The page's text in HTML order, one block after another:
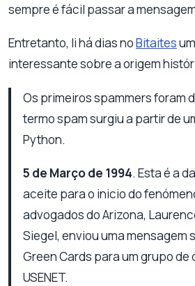
sempre é fácil passar a
Entretanto, li há dias noBitaites
interessante sobre a origem
Os primeiros spammers foram
termo spam surgiu a partir de
Python.
5 de Março de 1994. Esta é a
aceite para o inicio do
advogados do Arizona,
Siegel, enviou uma mensagem
Green Cards para um grupo de
USENET.